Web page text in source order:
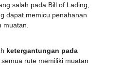
salah pada Bill of Lading,
dapat memicu penahanan
ketergantungan pada
semua rute memiliki muatan